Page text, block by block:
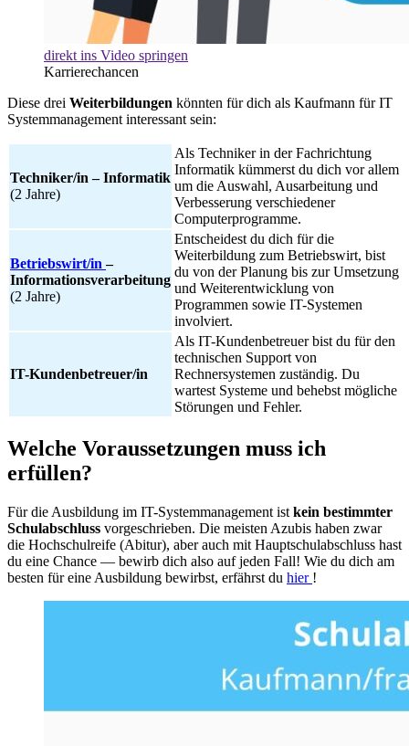
direkt ins Video springen
Karrierechancen
Diese drei Weiterbildungen könnten für dich als Kaufmann für IT
Systemmanagement interessant sein:
Techniker/in – Informatik
(2 Jahre)
Als Techniker in der Fachrichtung
Informatik kümmerst du dich vor allem
um die Auswahl, Ausarbeitung und
Verbesserung verschiedener
Computerprogramme.
Betriebswirt/in–
Informationsverarbeitung
(2 Jahre)
Entscheidest du dich für die
Weiterbildung zum Betriebswirt, bist
du von der Planung bis zur Umsetzung
und Weiterentwicklung von
Programmen sowie IT-Systemen
involviert.
IT-Kundenbetreuer/in
Als IT-Kundenbetreuer bist du für den
technischen Support von
Rechnersystemen zuständig. Du
wartest Systeme und behebst mögliche
Störungen und Fehler.
Welche Voraussetzungen muss ich
erfüllen?
Für die Ausbildung im IT-Systemmanagement ist kein bestimmter
Schulabschluss vorgeschrieben. Die meisten Azubis haben zwar
die Hochschulreife (Abitur), aber auch mit Hauptschulabschluss hast
du eine Chance — bewirb dich also auf jeden Fall! Wie du dich am
besten für eine Ausbildung bewirbst, erfährst du hier !